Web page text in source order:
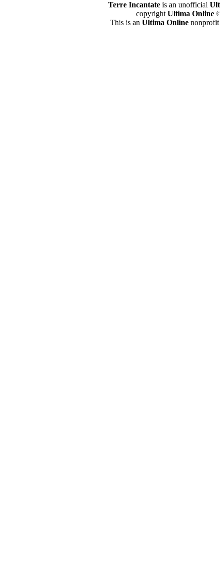
Terre Incantate is an unofficial
copyright Ultima Online©
This is an Ultima Online